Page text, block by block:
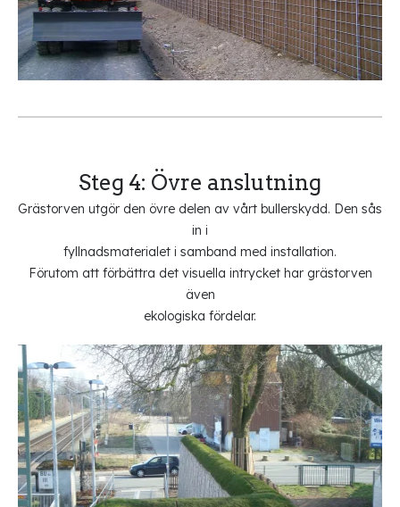
Steg 4: Övre anslutning
Grästorven utgör den övre delen av vårt bullerskydd. Den sås
in i
fyllnadsmaterialet i samband med installation.
Förutom att förbättra det visuella intrycket har grästorven
även
ekologiska fördelar.